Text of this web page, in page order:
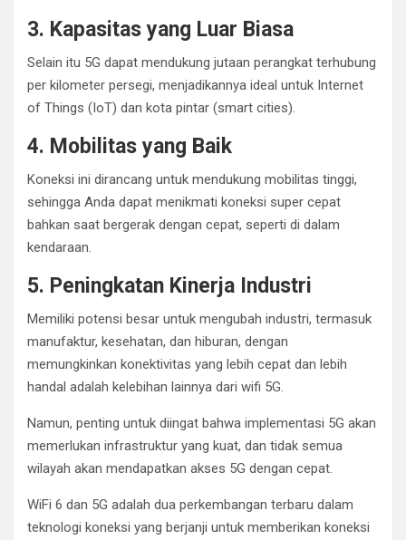
3. Kapasitas yang Luar Biasa
Selain itu 5G dapat mendukung jutaan perangkat terhubung
per kilometer persegi, menjadikannya ideal untuk Internet
of Things (IoT) dan kota pintar (smart cities).
4. Mobilitas yang Baik
Koneksi ini dirancang untuk mendukung mobilitas tinggi,
sehingga Anda dapat menikmati koneksi super cepat
bahkan saat bergerak dengan cepat, seperti di dalam
kendaraan.
5. Peningkatan Kinerja Industri
Memiliki potensi besar untuk mengubah industri, termasuk
manufaktur, kesehatan, dan hiburan, dengan
memungkinkan konektivitas yang lebih cepat dan lebih
handal adalah kelebihan lainnya dari wifi 5G.
Namun, penting untuk diingat bahwa implementasi 5G akan
memerlukan infrastruktur yang kuat, dan tidak semua
wilayah akan mendapatkan akses 5G dengan cepat.
WiFi 6 dan 5G adalah dua perkembangan terbaru dalam
teknologi koneksi yang berjanji untuk memberikan koneksi